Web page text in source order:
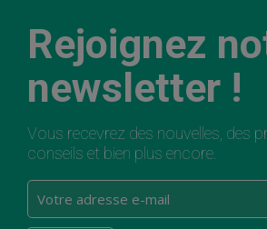
Rejoignez
newsletter !
Vous recevrez des nouvelles, des
conseils et bien plus encore.